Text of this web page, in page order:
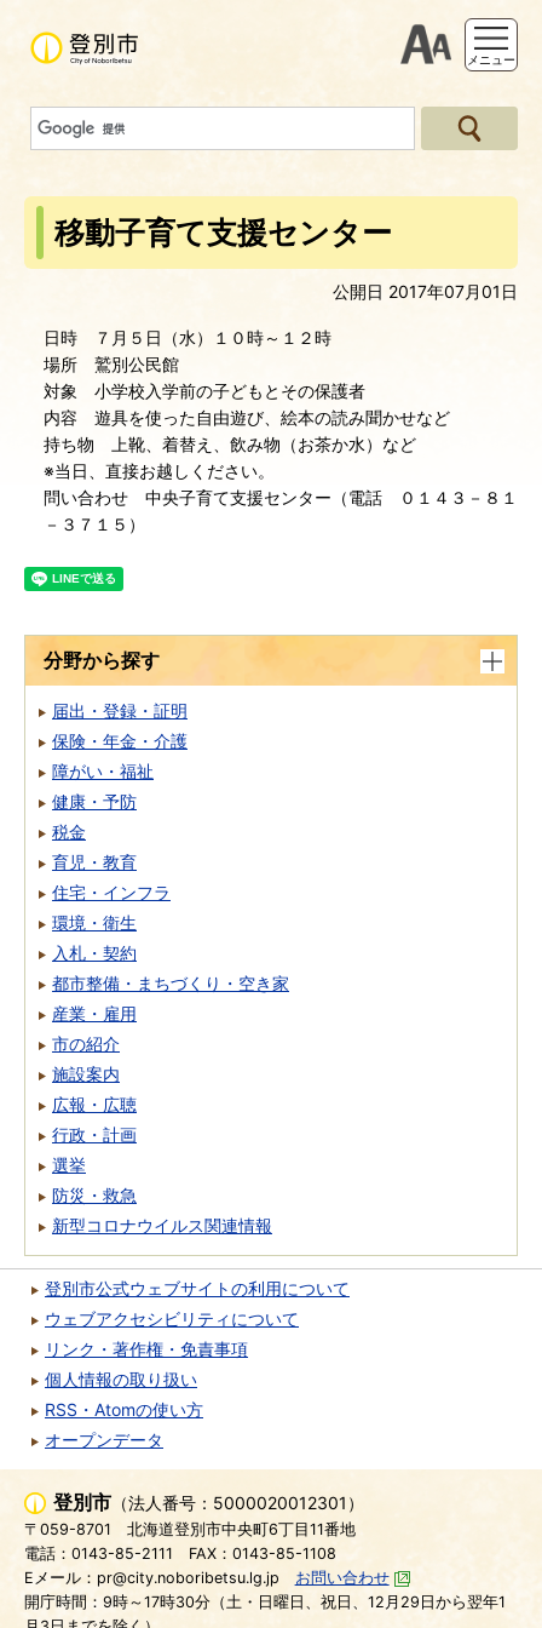
支援ツー
メニュー
移動子育て支援センター
公開日 2017年07月01日
日時 ７月５日（水）１０時～１２時
場所 鷲別公民館
対象 小学校入学前の子どもとその保護者
内容 遊具を使った自由遊び、絵本の読み聞かせなど
持ち物 上靴、着替え、飲み物（お茶か水）など
※当日、直接お越しください。
問い合わせ 中央子育て支援センター（電話 ０１４３－８１
－３７１５）
分野から探す
届出・登録・証明
保険・年金・介護
障がい・福祉
健康・予防
税金
育児・教育
住宅・インフラ
環境・衛生
入札・契約
都市整備・まちづくり・空き家
産業・雇用
市の紹介
施設案内
広報・広聴
行政・計画
選挙
防災・救急
新型コロナウイルス関連情報
登別市公式ウェブサイトの利用について
ウェブアクセシビリティについて
リンク・著作権・免責事項
個人情報の取り扱い
RSS・Atomの使い方
オープンデータ
登別市 （法人番号：5000020012301）
〒059-8701
北海道登別市中央町6丁目11番地
電話：0143-85-2111
FAX：0143-85-1108
Eメール：pr@city.noboribetsu.lg.jp
お問い合わせ
開庁時間：9時～17時30分（土・日曜日、祝日、12月29日から翌年1